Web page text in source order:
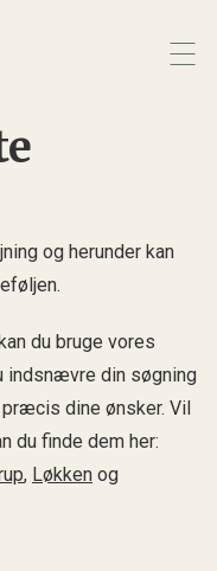
og herunder kan
du bruge vores
indsnævre din søgning
dine ønsker. Vil
du finde dem her:
, Løkken og